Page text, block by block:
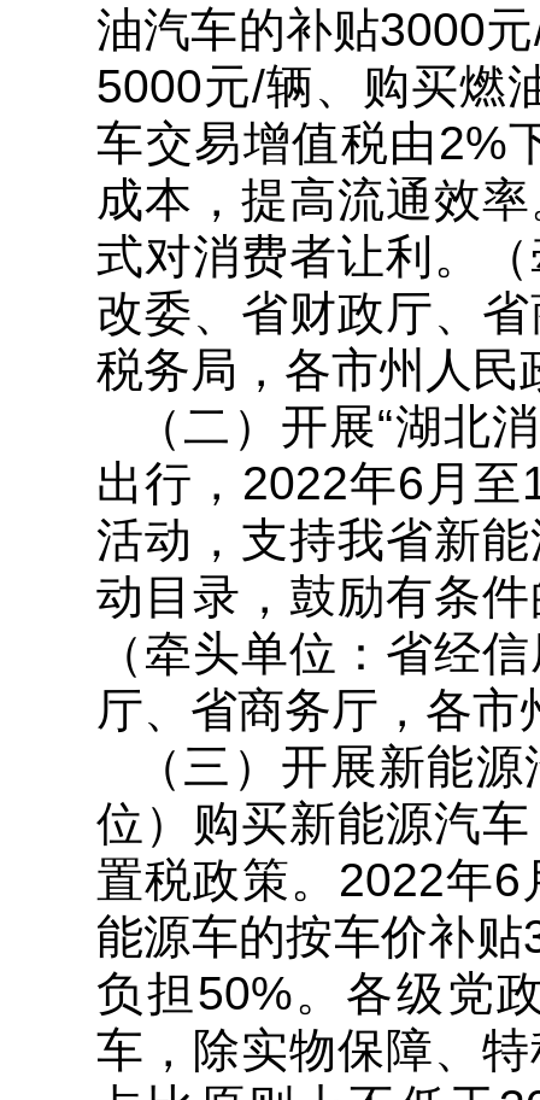
油汽车的补贴3000
5000元/辆、购买燃
车交易增值税由2%
成本，提高流通效
式对消费者让利。
改委、省财政厅、
税务局，各市州人民
（二）开展“湖北
出行，2022年6月
活动，支持我省新
动目录，鼓励有条
（牵头单位：省经
厅、省商务厅，各市
（三）开展新能
位）购买新能源汽
置税政策。2022年
能源车的按车价补
负担50%。各级党
车，除实物保障、